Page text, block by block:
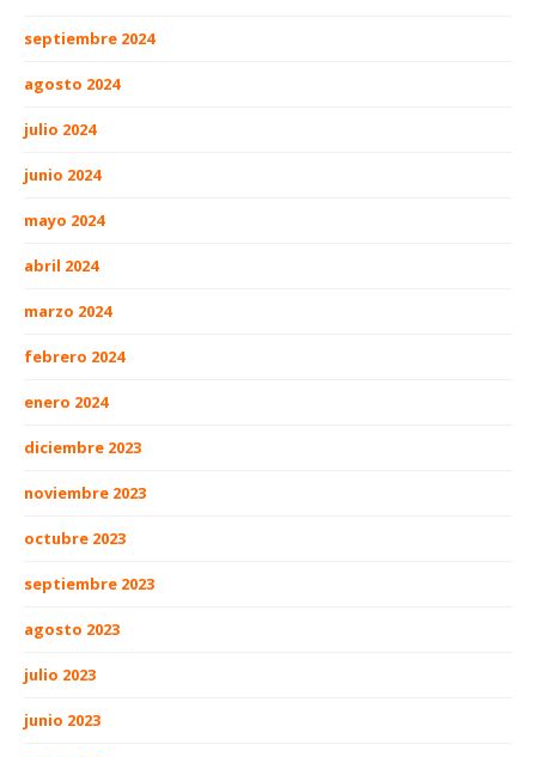
septiembre 2024
agosto 2024
julio 2024
junio 2024
mayo 2024
abril 2024
marzo 2024
febrero 2024
enero 2024
diciembre 2023
noviembre 2023
octubre 2023
septiembre 2023
agosto 2023
julio 2023
junio 2023